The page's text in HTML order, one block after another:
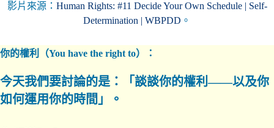
影片來源： Human Rights: #11 Decide Your Own Schedule | Self-
Determination | WBPDD 。
你的權利（You have the right to）：
今天我們要討論的是：「談談你的權利——以及你
如何運用你的時間」。